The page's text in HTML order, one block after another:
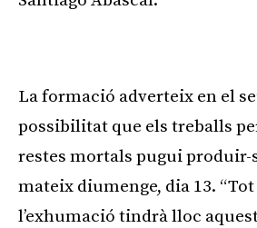
La formació adverteix en el
possibilitat que els treballs
restes mortals pugui produir-
mateix diumenge, dia 13.
l’exhumació tindrà lloc